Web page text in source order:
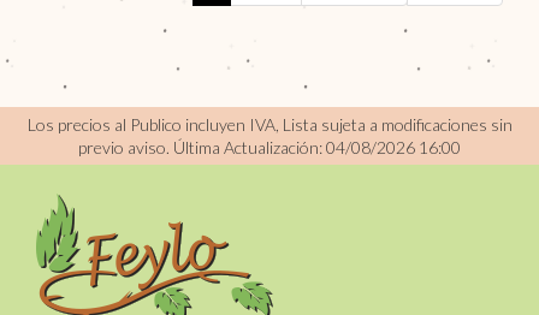
Los precios al Publico incluyen IVA, Lista sujeta a modificaciones sin
previo aviso. Última Actualización: 04/08/2026 16:00